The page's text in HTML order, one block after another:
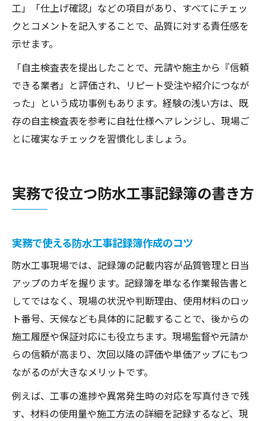
工」「仕上げ確認」などの項目があり、すべてにチェッ
クとコメントを記入することで、品質に対する責任感を
示せます。
「自主検査表を提出したことで、元請や施主から『信頼
できる業者』と評価され、リピート受注や紹介につなが
った」という成功事例もあります。経験の浅い方は、既
存の自主検査表を参考に自社仕様へアレンジし、現場ご
とに確実なチェックを習慣化しましょう。
実務で役立つ防水工事記録簿の書き方
実務で使える防水工事記録簿作成のコツ
防水工事現場では、記録簿の記載内容が品質管理と日当
アップのカギを握ります。記録簿を単なる作業報告書と
してではなく、現場の状況や判断理由、使用材料のロッ
ト番号、天候なども具体的に記載することで、後からの
施工履歴や保証対応にも役立ちます。現場監督や元請か
らの信頼が高まり、次回以降の評価や単価アップにもつ
ながるのが大きなメリットです。
例えば、工事の進捗や異常発生時の対応を写真付きで残
す、材料の使用量や施工方法の詳細を記録するなど、現